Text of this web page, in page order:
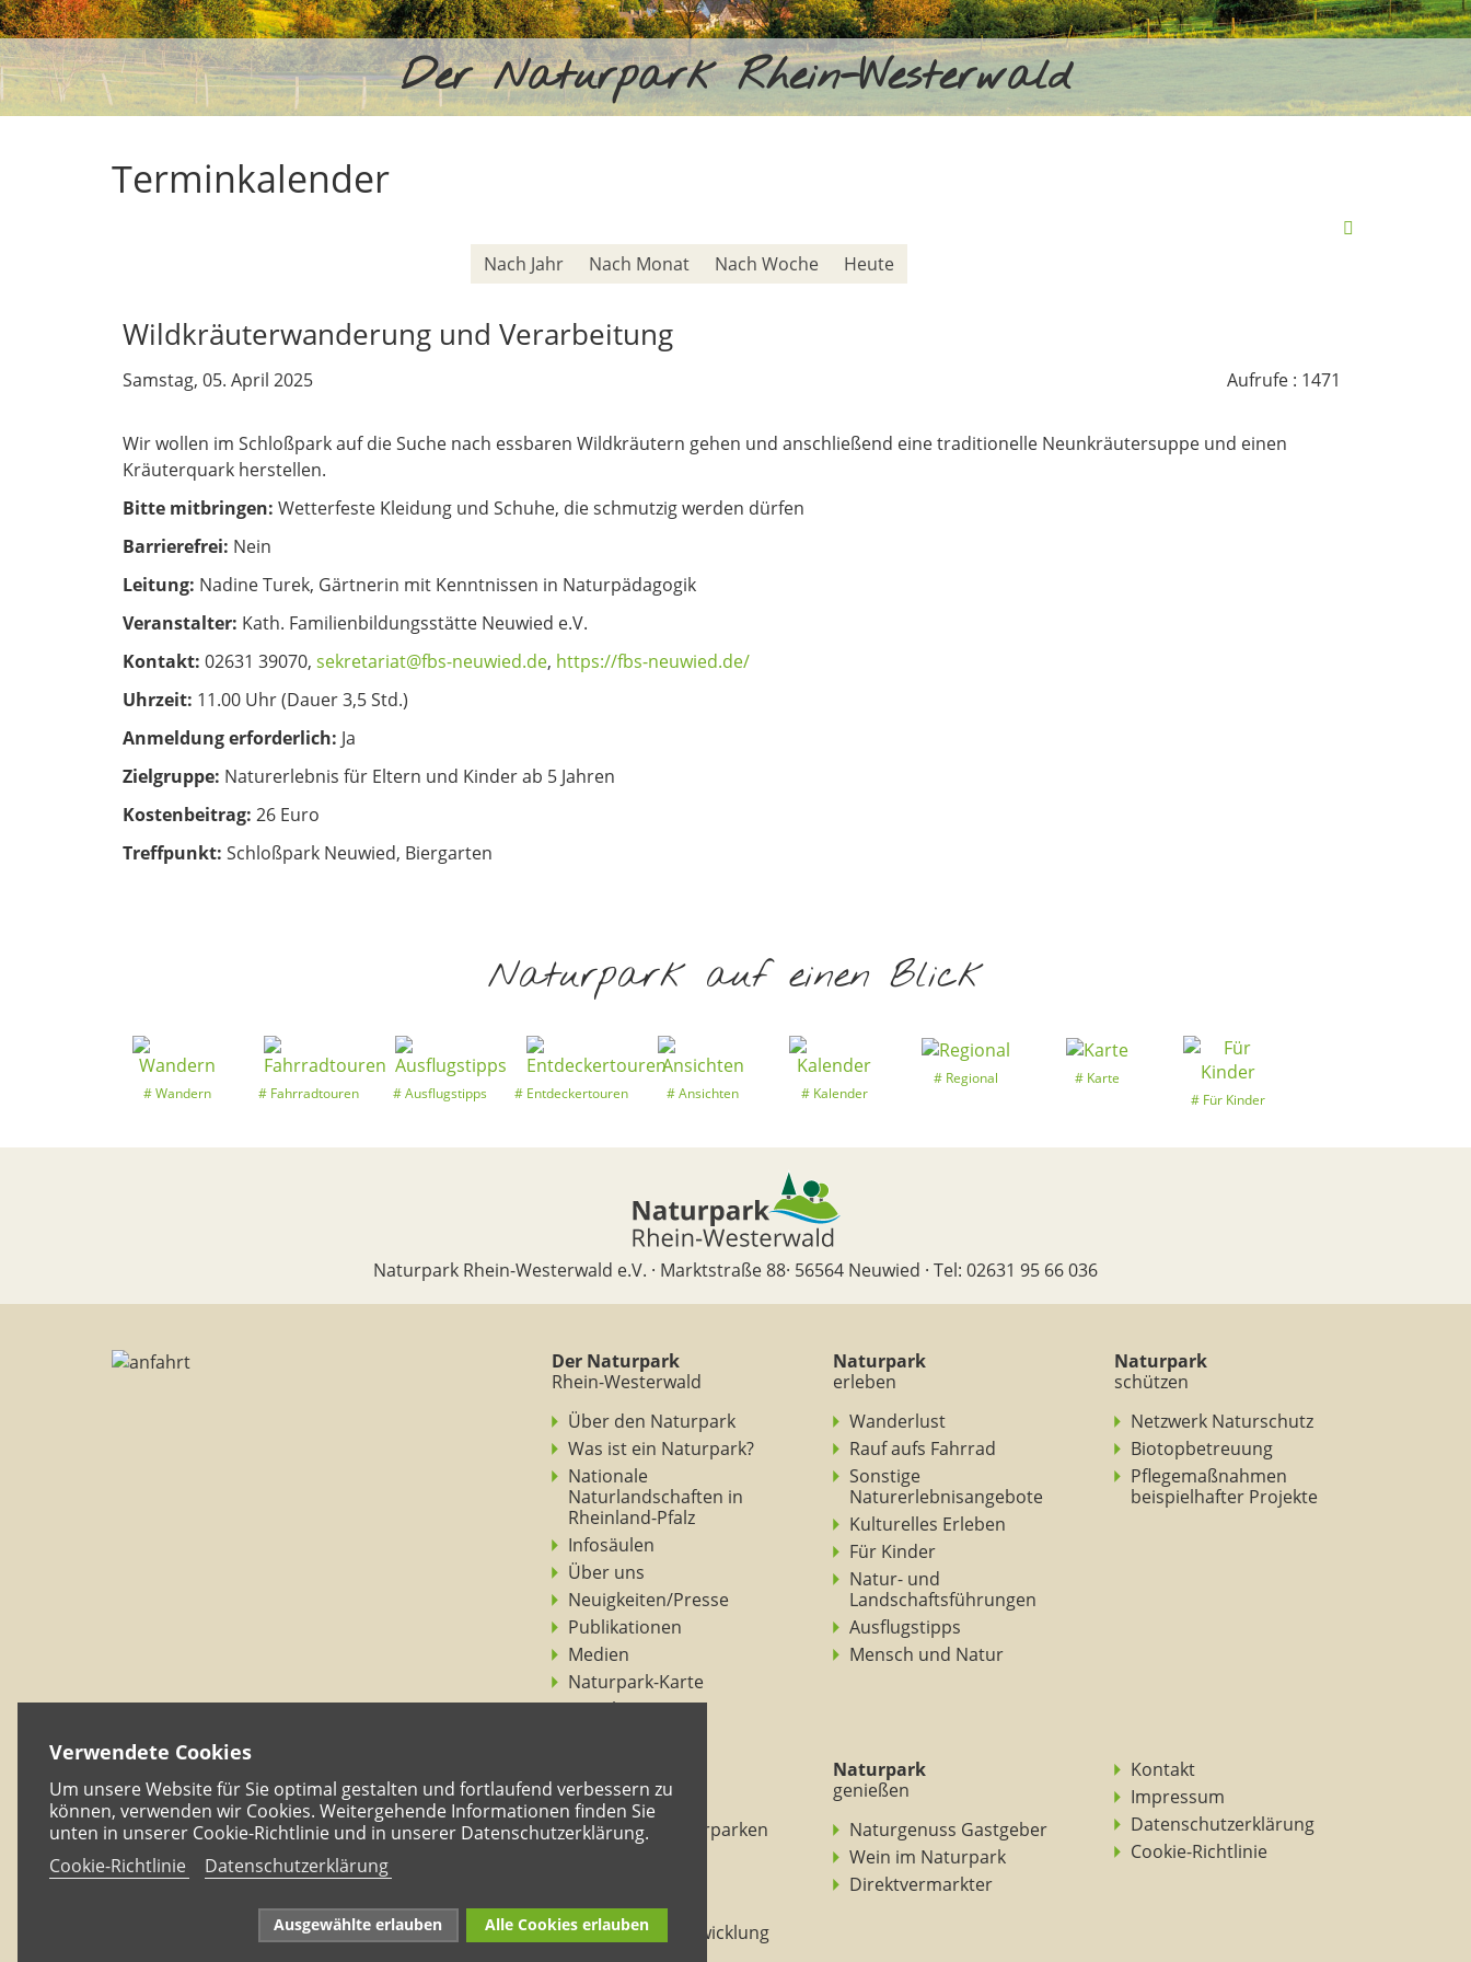
Verwendete Cookies
Um unsere Website für Sie optimal gestalten und fortlaufend verbessern zu
können, verwenden wir Cookies. Weitergehende Informationen finden Sie
unten in unserer Cookie-Richtlinie und in unserer Datenschutzerklärung.
Cookie-Richtlinie
Datenschutzerklärung
Ausgewählte erlauben Alle Cookies erlauben
Der Naturpark Rhein-Westerwald
Terminkalender
Nach Jahr Nach Monat Nach Woche Heute
Wildkräuterwanderung und Verarbeitung
Samstag, 05. April 2025 Aufrufe: 1471
Wir wollen im Schloßpark auf die Suche nach essbaren Wildkräutern gehen und anschließend eine traditionelle Neunkräutersuppe und einen
Kräuterquark herstellen.
Bitte mitbringen: Wetterfeste Kleidung und Schuhe, die schmutzig werden dürfen
Barrierefrei: Nein
Leitung: Nadine Turek, Gärtnerin mit Kenntnissen in Naturpädagogik
Veranstalter: Kath. Familienbildungsstätte Neuwied e.V.
Kontakt: 02631 39070, sekretariat@fbs-neuwied.de, https://fbs-neuwied.de/
Uhrzeit: 11.00 Uhr (Dauer 3,5 Std.)
Anmeldung erforderlich: Ja
Zielgruppe: Naturerlebnis für Eltern und Kinder ab 5 Jahren
Kostenbeitrag: 26 Euro
Treffpunkt: Schloßpark Neuwied, Biergarten
Naturpark auf einen Blick
Wandern Fahrradtouren Ausflugstipps Entdeckertouren Ansichten Kalender
Regional
Karte
Für Kinder
Naturpark Rhein-Westerwald e.V. · Marktstraße 88· 56564 Neuwied · Tel: 02631 95 66 036
Der Naturpark
Rhein-Westerwald
Über den Naturpark
Was ist ein Naturpark?
Nationale
Naturlandschaften in
Rheinland-Pfalz
Infosäulen
Über uns
Neuigkeiten/Presse
Publikationen
Medien
Naturpark-Karte
Ansichten
Naturpark
erleben
Wanderlust
Rauf aufs Fahrrad
Sonstige
Naturerlebnisangebote
Kulturelles Erleben
Für Kinder
Natur- und
Landschaftsführungen
Ausflugstipps
Mensch und Natur
Naturpark
schützen
Netzwerk Naturschutz
Biotopbetreuung
Pflegemaßnahmen
beispielhafter Projekte
verstehen
BNE in den Naturparken
Rheinland-Pfalz
Mitmachheft
Nachhaltige Entwicklung
Naturpark
genießen
Naturgenuss Gastgeber
Wein im Naturpark
Direktvermarkter
Kontakt
Impressum
Datenschutzerklärung
Cookie-Richtlinie